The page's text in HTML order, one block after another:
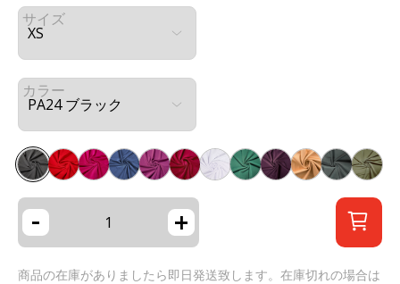
サイズ
カラー
- +
商品の在庫がありましたら即日発送致します。在庫切れの場合は